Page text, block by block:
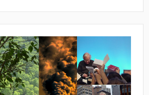
i
n
t
o
d
o
s